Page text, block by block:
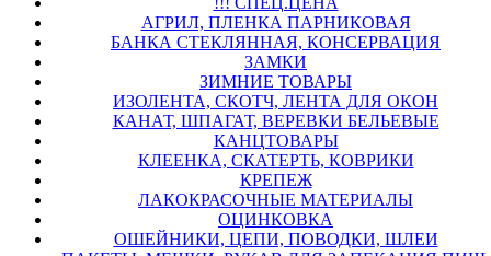
АГРИЛ, ПЛЕНКА ПАРНИКОВАЯ
БАНКА СТЕКЛЯННАЯ, КОНСЕРВАЦИЯ
ЗАМКИ
ЗИМНИЕ ТОВАРЫ
ИЗОЛЕНТА, СКОТЧ, ЛЕНТА ДЛЯ ОКОН
КАНАТ, ШПАГАТ, ВЕРЕВКИ БЕЛЬЕВЫЕ
КАНЦТОВАРЫ
КЛЕЕНКА, СКАТЕРТЬ, КОВРИКИ
КРЕПЕЖ
ЛАКОКРАСОЧНЫЕ МАТЕРИАЛЫ
ОЦИНКОВКА
ОШЕЙНИКИ, ЦЕПИ, ПОВОДКИ, ШЛЕИ